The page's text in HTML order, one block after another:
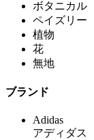
ボタニカル
ペイズリー
植物
花
無地
ブランド
Adidas
アディダス